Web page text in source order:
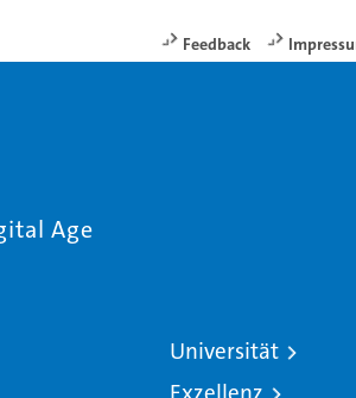
Feedback
Age
Universität